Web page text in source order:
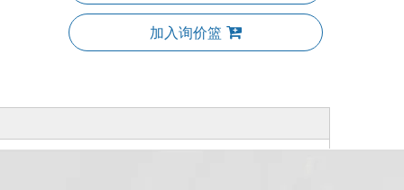
达克罗交美特美加力
加入询价篮